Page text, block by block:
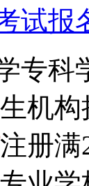
试报
专
机
注册满